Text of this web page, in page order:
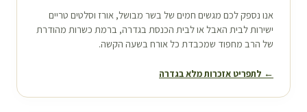
אנו נספק לכם מגשים חמים של בשר מבושל, אורז וסלטים טריים
ישירות לבית האבל או לבית הכנסת בגדרה, ברמת כשרות מהודרת
של הרב מחפוד שמכבדת כל אורח בשעה הקשה.
← לתפריט אזכרות מלא בגדרה